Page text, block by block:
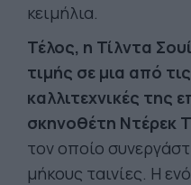
κειμήλια.
Τέλος, η Τίλντα
τιμής σε μια από
καλλιτεχνικές της
σκηνοθέτη Ντέρεκ
τον οποίο
μήκους ταινίες. Η